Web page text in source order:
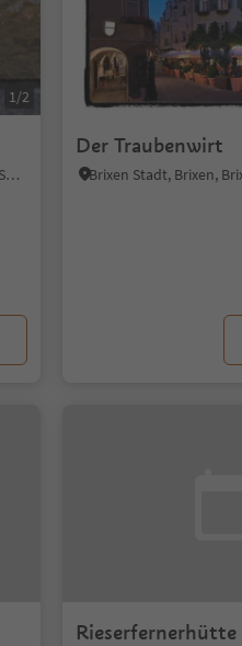
1/2
Kaltern Dorf, Kaltern an der Weinstraße, Südtiroler Weinstraße
Der Traubenwirt
Brixen Stadt, Brixen,
Rieserfernerhütte